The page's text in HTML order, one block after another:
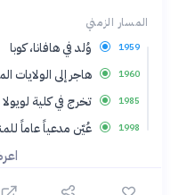
المسار الزمني
1959 وُلد في هافانا، كوبا
1960 هاجر إلى الولايات
1985 تخرج في كلية
1998 عُيّن مدعياً عاماً